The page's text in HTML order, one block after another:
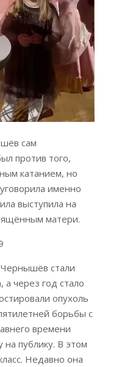
сам
против того,
катанием, но
именно
выступила на
матери.
стали
через год стало
опухоль
борьбы с
времени
публику. В этом
Недавно она